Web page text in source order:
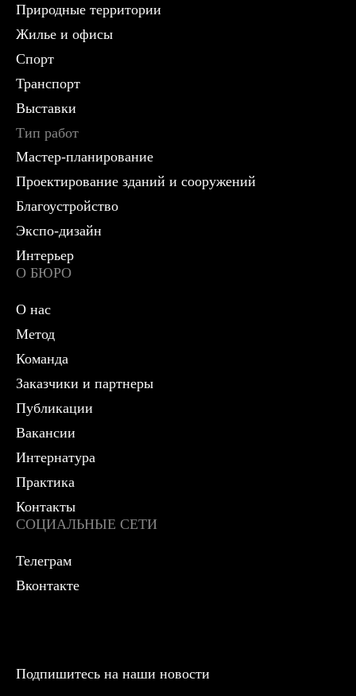
Природные территории
Жилье и офисы
Спорт
Транспорт
Выставки
Тип работ
Мастер-планирование
Проектирование зданий и сооружений
Благоустройство
Экспо-дизайн
Интерьер
О БЮРО
О нас
Метод
Команда
Заказчики и партнеры
Публикации
Вакансии
Интернатура
Практика
Контакты
СОЦИАЛЬНЫЕ СЕТИ
Телеграм
Вконтакте
Подпишитесь на наши новости